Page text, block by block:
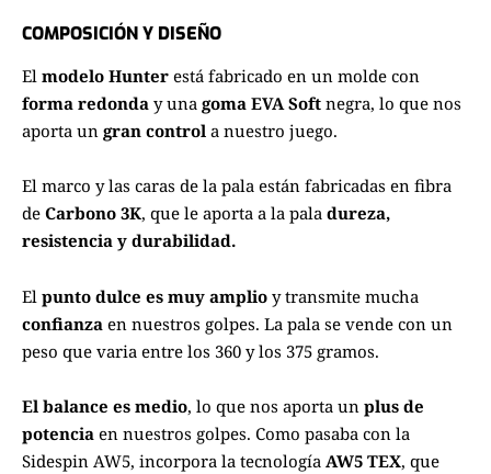
COMPOSICIÓN Y DISEÑO
El modelo Hunter está fabricado en un molde con
forma redonda y una goma EVA Soft negra, lo que nos
aporta un gran control a nuestro juego.
El marco y las caras de la pala están fabricadas en fibra
de Carbono 3K, que le aporta a la pala dureza,
resistencia y durabilidad.
El punto dulce es muy amplio y transmite mucha
confianza en nuestros golpes. La pala se vende con un
peso que varia entre los 360 y los 375 gramos.
El balance es medio, lo que nos aporta un plus de
potencia en nuestros golpes. Como pasaba con la
Sidespin AW5, incorpora la tecnología AW5 TEX, que